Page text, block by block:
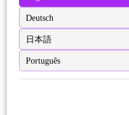
Deutsch
日本語
Português